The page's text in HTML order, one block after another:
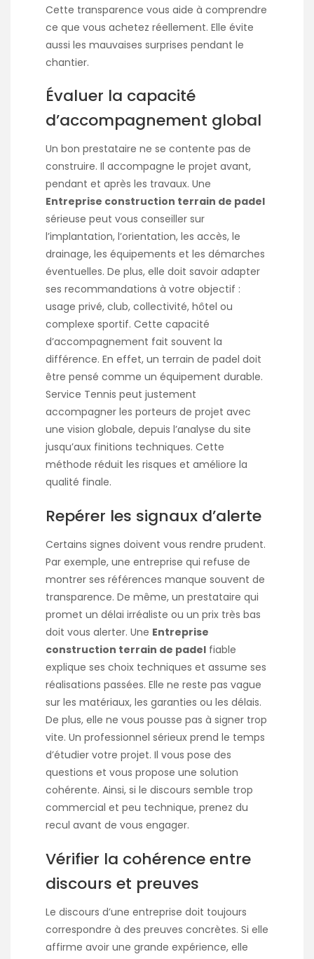
Cette transparence vous aide à comprendre
ce que vous achetez réellement. Elle évite
aussi les mauvaises surprises pendant le
chantier.
Évaluer la capacité
d’accompagnement global
Un bon prestataire ne se contente pas de
construire. Il accompagne le projet avant,
pendant et après les travaux. Une
Entreprise construction terrain de padel
sérieuse peut vous conseiller sur
l’implantation, l’orientation, les accès, le
drainage, les équipements et les démarches
éventuelles. De plus, elle doit savoir adapter
ses recommandations à votre objectif :
usage privé, club, collectivité, hôtel ou
complexe sportif. Cette capacité
d’accompagnement fait souvent la
différence. En effet, un terrain de padel doit
être pensé comme un équipement durable.
Service Tennis peut justement
accompagner les porteurs de projet avec
une vision globale, depuis l’analyse du site
jusqu’aux finitions techniques. Cette
méthode réduit les risques et améliore la
qualité finale.
Repérer les signaux d’alerte
Certains signes doivent vous rendre prudent.
Par exemple, une entreprise qui refuse de
montrer ses références manque souvent de
transparence. De même, un prestataire qui
promet un délai irréaliste ou un prix très bas
doit vous alerter. Une Entreprise
construction terrain de padel fiable
explique ses choix techniques et assume ses
réalisations passées. Elle ne reste pas vague
sur les matériaux, les garanties ou les délais.
De plus, elle ne vous pousse pas à signer trop
vite. Un professionnel sérieux prend le temps
d’étudier votre projet. Il vous pose des
questions et vous propose une solution
cohérente. Ainsi, si le discours semble trop
commercial et peu technique, prenez du
recul avant de vous engager.
Vérifier la cohérence entre
discours et preuves
Le discours d’une entreprise doit toujours
correspondre à des preuves concrètes. Si elle
affirme avoir une grande expérience, elle